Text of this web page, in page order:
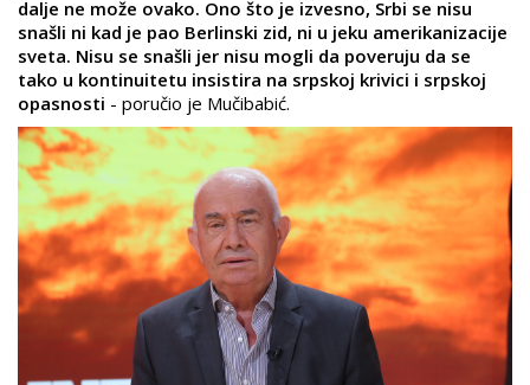
dalje ne može ovako. Ono što je izvesno, Srbi se nisu
snašli ni kad je pao Berlinski zid, ni u jeku amerikanizacije
sveta. Nisu se snašli jer nisu mogli da poveruju da se
tako u kontinuitetu insistira na srpskoj krivici i srpskoj
opasnosti - poručio je Mučibabić.